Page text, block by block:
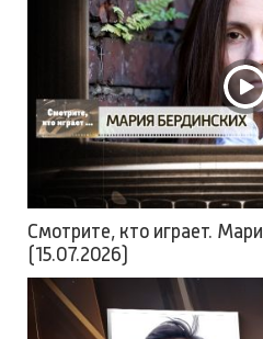
Смотрите, кто играет.
(15.07.2026)